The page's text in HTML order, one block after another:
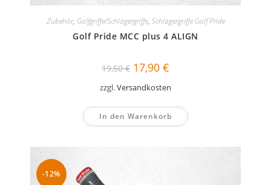
Zubehör, Golfgriffe/Schlägergriffe, Schlägergriffe Golf Pride
Golf Pride MCC plus 4 ALIGN
19,50€ Ursprünglicher
Preis
war:
19,50 €
17,90 €
17,90 €.
zzgl.Versandkosten
In den Warenkorb
-12%